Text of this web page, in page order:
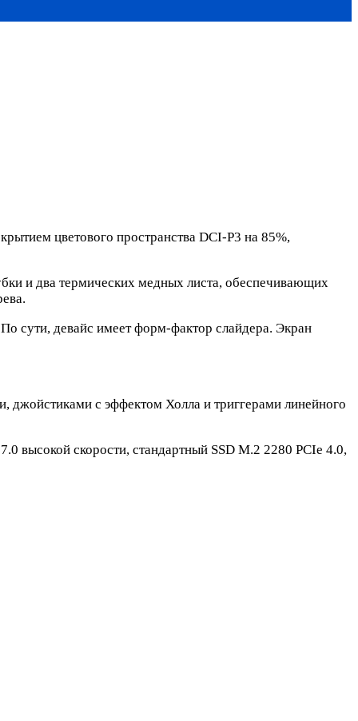
цветового пространства DCI-P3 на 85%,
и два термических медных листа, обеспечивающих
сути, девайс имеет форм-фактор слайдера. Экран
с эффектом Холла и триггерами линейного
высокой скорости, стандартный SSD M.2 2280 PCIe 4.0,